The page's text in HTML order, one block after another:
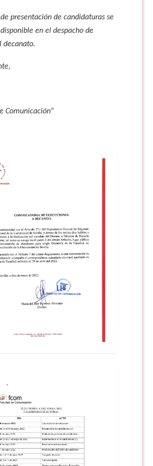
presentación de candidaturas se
en el despacho de
decanato.
Comunicación”